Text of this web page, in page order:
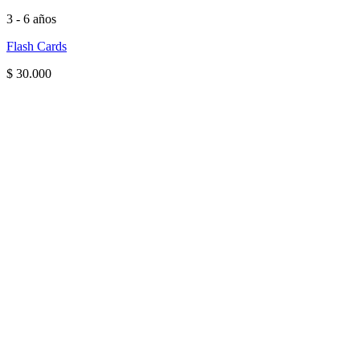
3 - 6 años
Flash Cards
$ 30.000